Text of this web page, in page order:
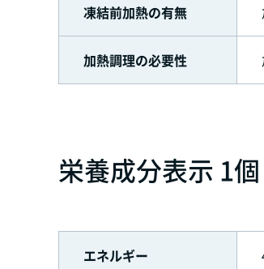
凍結前加熱の有無
加熱調理の必要性
栄養成分表示 1個
エネルギー